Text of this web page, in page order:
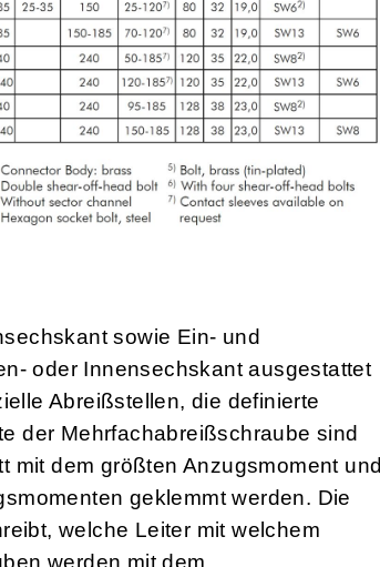
sowie Ein- und
oder Innensechskant ausgestattet
Abreißstellen, die definierte
der Mehrfachabreißschraube sind
mit dem größten Anzugsmoment und
geklemmt werden. Die
welche Leiter mit welchem